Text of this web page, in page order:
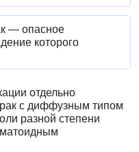
— опасное
которого
отдельно
с диффузным типом
разной степени